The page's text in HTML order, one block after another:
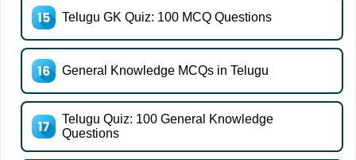
Telugu GK Quiz: 100 MCQ Questions
General Knowledge MCQs in Telugu
Telugu Quiz: 100 General Knowledge
Questions